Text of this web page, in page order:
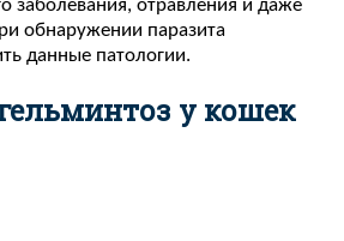
заболевания, отравления и даже
обнаружении паразита
данные патологии.
у кошек